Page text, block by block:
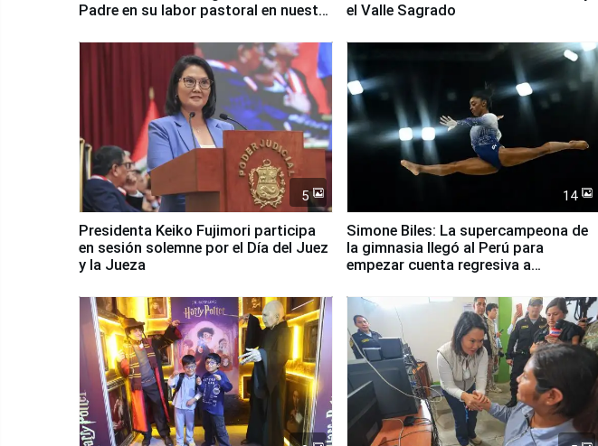
Padre en su labor pastoral en nuestro
el Valle Sagrado
5
Presidenta Keiko Fujimori participa
en sesión solemne por el Día del Juez
y la Jueza
14
Simone Biles: La supercampeona de
la gimnasia llegó al Perú para
empezar cuenta regresiva a